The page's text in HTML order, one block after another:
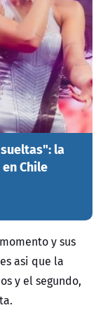
la
Chile
y sus
asi que la
y el segundo,